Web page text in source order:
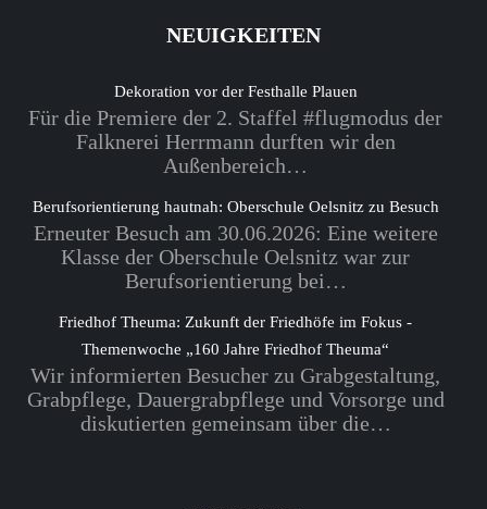
NEUIGKEITEN
Dekoration vor der Festhalle Plauen
Für die Premiere der 2. Staffel #flugmodus der
Falknerei Herrmann durften wir den
Außenbereich…
Berufsorientierung hautnah: Oberschule Oelsnitz zu Besuch
Erneuter Besuch am 30.06.2026: Eine weitere
Klasse der Oberschule Oelsnitz war zur
Berufsorientierung bei…
Friedhof Theuma: Zukunft der Friedhöfe im Fokus -
Themenwoche „160 Jahre Friedhof Theuma“
Wir informierten Besucher zu Grabgestaltung,
Grabpflege, Dauergrabpflege und Vorsorge und
diskutierten gemeinsam über die…